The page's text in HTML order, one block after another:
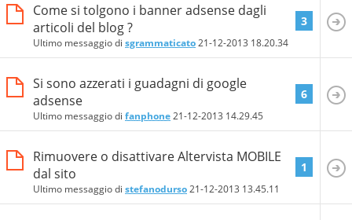
Come si tolgono i banner adsense dagli
articoli del blog ?
Ultimo messaggio di sgrammaticato21-12-2013 18.20.34
3
Si sono azzerati i guadagni di google
adsense
Ultimo messaggio di fanphone21-12-2013 14.29.45
6
Rimuovere o disattivare Altervista MOBILE
dal sito
Ultimo messaggio di stefanodurso21-12-2013 13.45.11
1